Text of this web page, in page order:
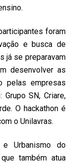
foram
e busca de
já se preparavam
desenvolver as
pelas empresas
SN, Criare,
O hackathon é
o Unilavras.
Urbanismo do
também atua